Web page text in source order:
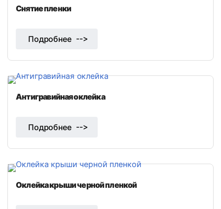
Снятие пленки
Подробнее
Антигравийная оклейка
Подробнее
Оклейка крыши черной пленкой